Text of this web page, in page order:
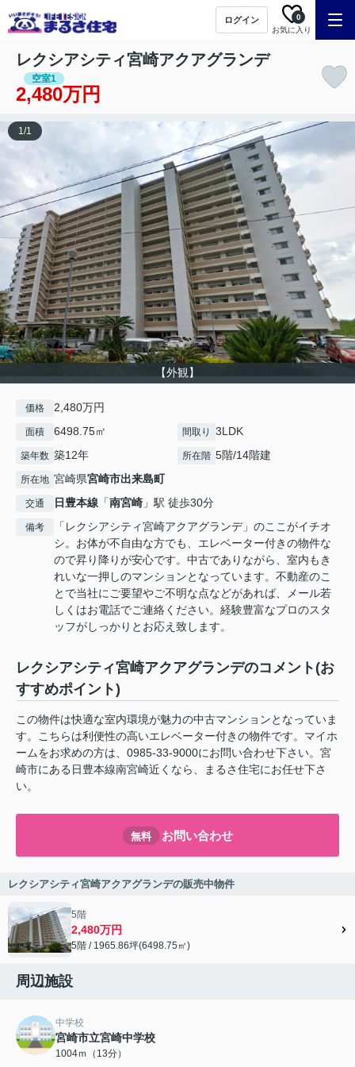
ログイン
お気に入り
0
レクシアシティ宮崎アクアグランデ
空室1
2,480万円
【外観】
1/1
価格 2,480万円
面積 6498.75㎡ 間取り 3LDK
築年数 築12年 所在階 5階/14階建
所在地 宮崎県宮崎市出来島町
交通 日豊本線 「南宮崎 」駅 徒歩30分
備考
「レクシアシティ宮崎アクアグランデ」のここがイチオ
シ。お体が不自由な方でも、エレベーター付きの物件な
ので昇り降りが安心です。中古でありながら、室内もき
れいな一押しのマンションとなっています。不動産のこ
とで当社にご要望やご不明な点などがあれば、メール若
しくはお電話でご連絡ください。経験豊富なプロのスタ
ッフがしっかりとお応え致します。
レクシアシティ宮崎アクアグランデのコメント(お
すすめポイント)
この物件は快適な室内環境が魅力の中古マンションとなっていま
す。こちらは利便性の高いエレベーター付きの物件です。マイホ
ームをお求めの方は、0985-33-9000にお問い合わせ下さい。宮
崎市にある日豊本線南宮崎近くなら、まるさ住宅にお任せ下さ
い。
無料 お問い合わせ
レクシアシティ宮崎アクアグランデの販売中物件
5階
2,480万円
5階 / 1965.86坪(6498.75㎡)
周辺施設
中学校
宮崎市立宮崎中学校
1004ｍ（13分）